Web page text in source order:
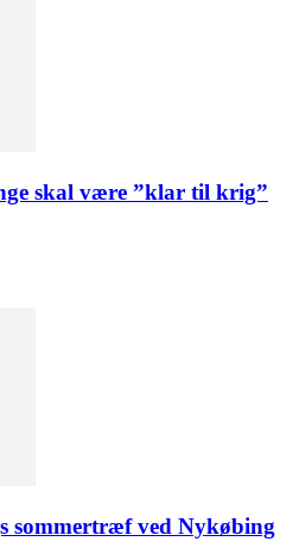
skal være ”klar til krig”
sommertræf ved Nykøbing